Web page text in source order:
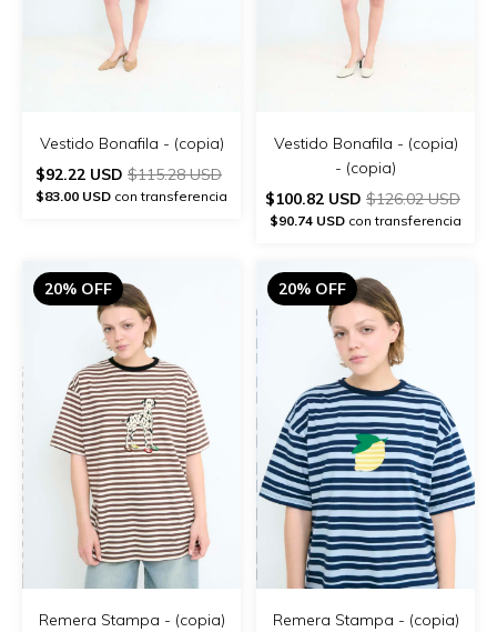
Vestido Bonafila - (copia)
$92.22 USD $115.28 USD
$83.00 USD con transferencia
Vestido Bonafila - (copia)
- (copia)
$100.82 USD $126.02 USD
$90.74 USD con transferencia
20% OFF
Remera Stampa - (copia)
20% OFF
Remera Stampa - (copia)